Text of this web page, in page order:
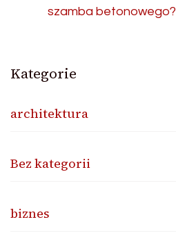
szamba betonowego?
Kategorie
architektura
Bez kategorii
biznes